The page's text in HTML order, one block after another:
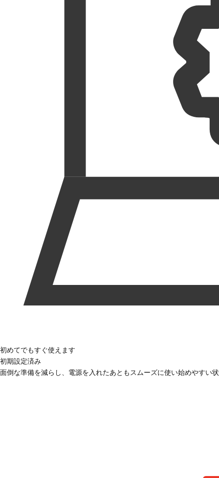
初めてでもすぐ使えます
初期設定済み
面倒な準備を減らし、電源を入れたあともスムーズに使い始めやすい